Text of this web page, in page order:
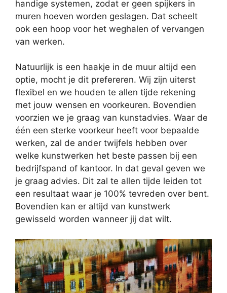
handige systemen, zodat er geen spijkers in
muren hoeven worden geslagen. Dat scheelt
ook een hoop voor het weghalen of vervangen
van werken.
Natuurlijk is een haakje in de muur altijd een
optie, mocht je dit prefereren. Wij zijn uiterst
flexibel en we houden te allen tijde rekening
met jouw wensen en voorkeuren. Bovendien
voorzien we je graag van kunstadvies. Waar de
één een sterke voorkeur heeft voor bepaalde
werken, zal de ander twijfels hebben over
welke kunstwerken het beste passen bij een
bedrijfspand of kantoor. In dat geval geven we
je graag advies. Dit zal te allen tijde leiden tot
een resultaat waar je 100% tevreden over bent.
Bovendien kan er altijd van kunstwerk
gewisseld worden wanneer jij dat wilt.